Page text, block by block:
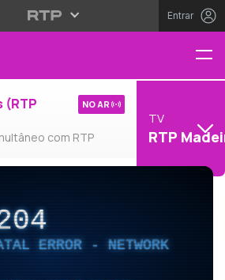
Entrar
(RTP
com RTP
NO AR
TV
RTP
ERROR - NETWORK